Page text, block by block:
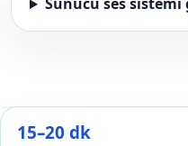
15–20 dk